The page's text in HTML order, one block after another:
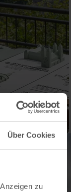
Über Cookies
zu